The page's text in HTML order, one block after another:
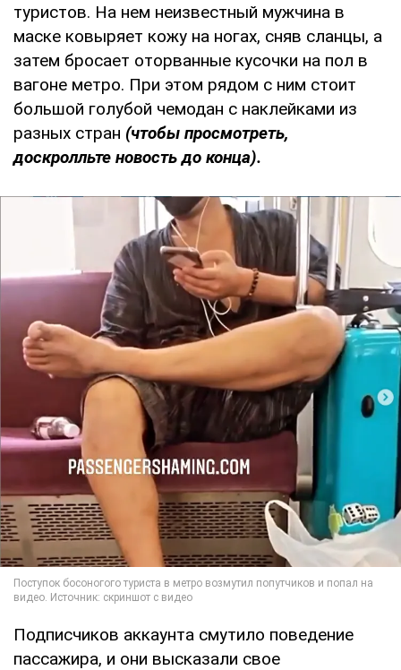
туристов. На нем неизвестный мужчина в
маске ковыряет кожу на ногах, сняв сланцы, а
затем бросает оторванные кусочки на пол в
вагоне метро. При этом рядом с ним стоит
большой голубой чемодан с наклейками из
разных стран (чтобы просмотреть,
доскролльте новость до конца).
Подписчиков аккаунта смутило поведение
пассажира, и они высказали свое